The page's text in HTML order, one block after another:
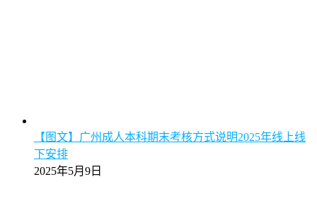
【图文】广州成人本科期末考核方式说明2025年线上线
下安排
2025年5月9日